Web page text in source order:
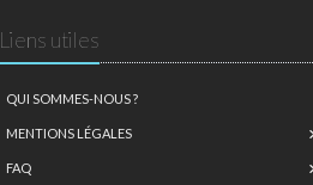
Liens utiles
QUI SOMMES-NOUS ?
MENTIONS LÉGALES
FAQ